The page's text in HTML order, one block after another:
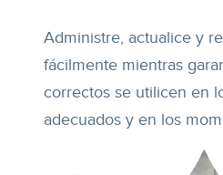
Administre, actualice y
fácilmente mientras
correctos se utilicen en
adecuados y en los